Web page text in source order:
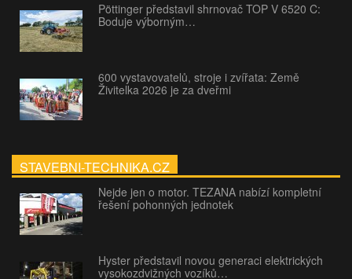
Pöttinger představil shrnovač TOP V 6520 C:
Boduje výborným…
600 vystavovatelů, stroje i zvířata: Země
Živitelka 2026 je za dveřmi
STAVEBNI-TECHNIKA.CZ
Nejde jen o motor. TEZANA nabízí kompletní
řešení pohonných jednotek
Hyster představil novou generaci elektrických
vysokozdvižných vozíků…